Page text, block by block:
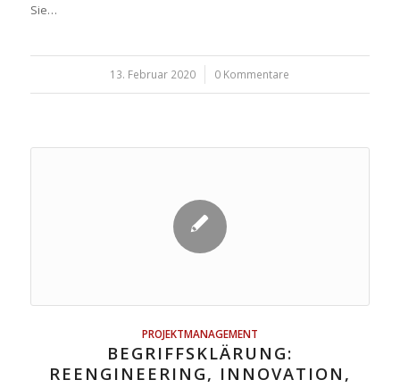
Sie…
13. Februar 2020
/ 0 Kommentare
PROJEKTMANAGEMENT
BEGRIFFSKLÄRUNG:
REENGINEERING, INNOVATION,